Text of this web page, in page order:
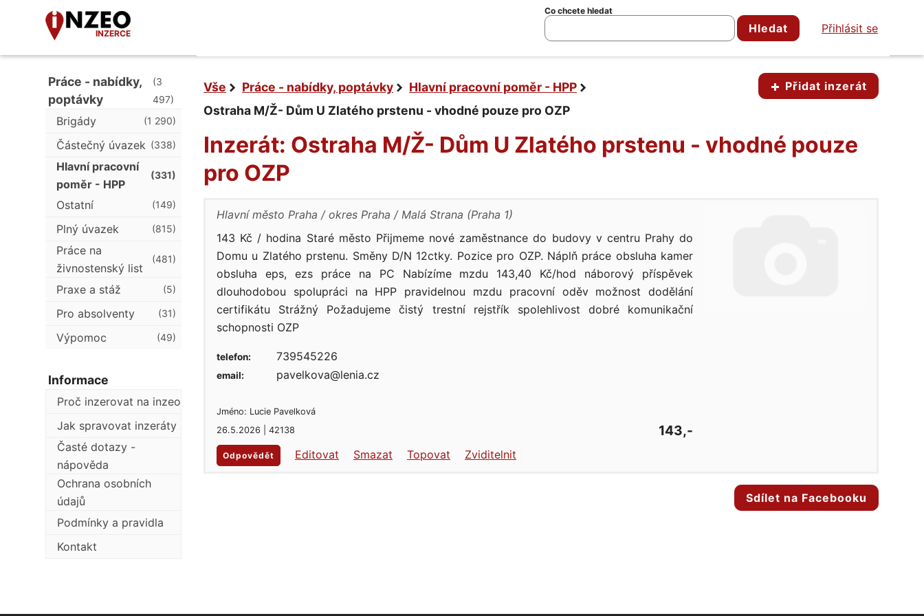
INZERCE
Co chcete hledat
Hledat Přihlásit se
Přidat inzerát
Vše Práce - nabídky, poptávky
Hlavní pracovní poměr - HPP
Ostraha M/Ž- Dům U Zlatého prstenu - vhodné pouze pro OZP
Inzerát: Ostraha M/Ž- Dům U Zlatého prstenu - vhodné pouze
pro OZP
Hlavní město Praha okres Praha
Malá Strana (Praha 1)
143 Kč / hodina Staré město Přijmeme nové zaměstnance do budovy v centru Prahy do
Domu u Zlatého prstenu. Směny D/N 12ctky. Pozice pro OZP. Náplň práce obsluha kamer
obsluha eps, ezs práce na PC Nabízíme mzdu 143,40 Kč/hod náborový příspěvek
dlouhodobou spolupráci na HPP pravidelnou mzdu pracovní oděv možnost dodělání
certifikátu Strážný Požadujeme čistý trestní rejstřík spolehlivost dobré komunikační
schopnosti OZP
Jméno: Lucie Pavelková
26.5.2026 | 42138
143,-
telefon: 739545226
email: pavelkova@lenia.cz
Odpovědět Editovat Smazat Topovat Zviditelnit
Sdílet na Facebooku
Práce - nabídky,
poptávky
(3
497)
Brigády (1 290)
Částečný úvazek (338)
Hlavní pracovní
poměr - HPP
(331)
Ostatní (149)
Plný úvazek (815)
Práce na
živnostenský list
(481)
Praxe a stáž (5)
Pro absolventy (31)
Výpomoc (49)
Informace
Proč inzerovat na inzeo
Jak spravovat inzeráty
Časté dotazy -
nápověda
Ochrana osobních
údajů
Podmínky a pravidla
Kontakt